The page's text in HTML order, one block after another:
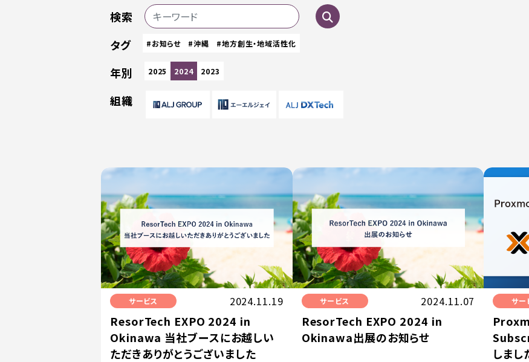
検索
タグ
#お知らせ #沖縄 #地方創生・地域活性化
年別 2025 2024 2023
組織
サービス 2024.11.19
ResorTech EXPO 2024 in
Okinawa 当社ブースにお越しい
ただきありがとうございました
サービス 2024.11.07
ResorTech EXPO 2024 in
Okinawa出展のお知らせ
サー
しまし